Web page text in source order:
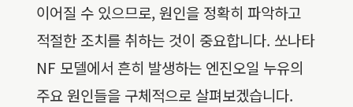
이어질 수 있으므로, 원인을 정확히 파악하고
적절한 조치를 취하는 것이 중요합니다. 쏘나타
NF 모델에서 흔히 발생하는 엔진오일 누유의
주요 원인들을 구체적으로 살펴보겠습니다.